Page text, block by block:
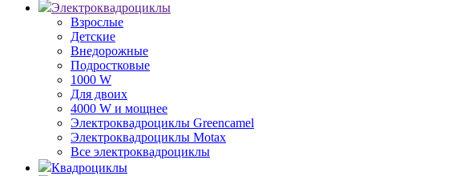
Электроквадроциклы
Взрослые
Детские
Внедорожные
Подростковые
1000 W
Для двоих
4000 W и мощнее
Электроквадроциклы Greencamel
Электроквадроциклы Motax
Все электроквадроциклы
Квадроциклы